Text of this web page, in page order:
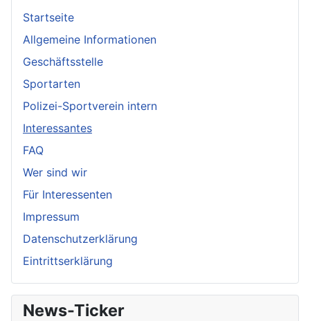
Startseite
Allgemeine Informationen
Geschäftsstelle
Sportarten
Polizei-Sportverein intern
Interessantes
FAQ
Wer sind wir
Für Interessenten
Impressum
Datenschutzerklärung
Eintrittserklärung
News-Ticker